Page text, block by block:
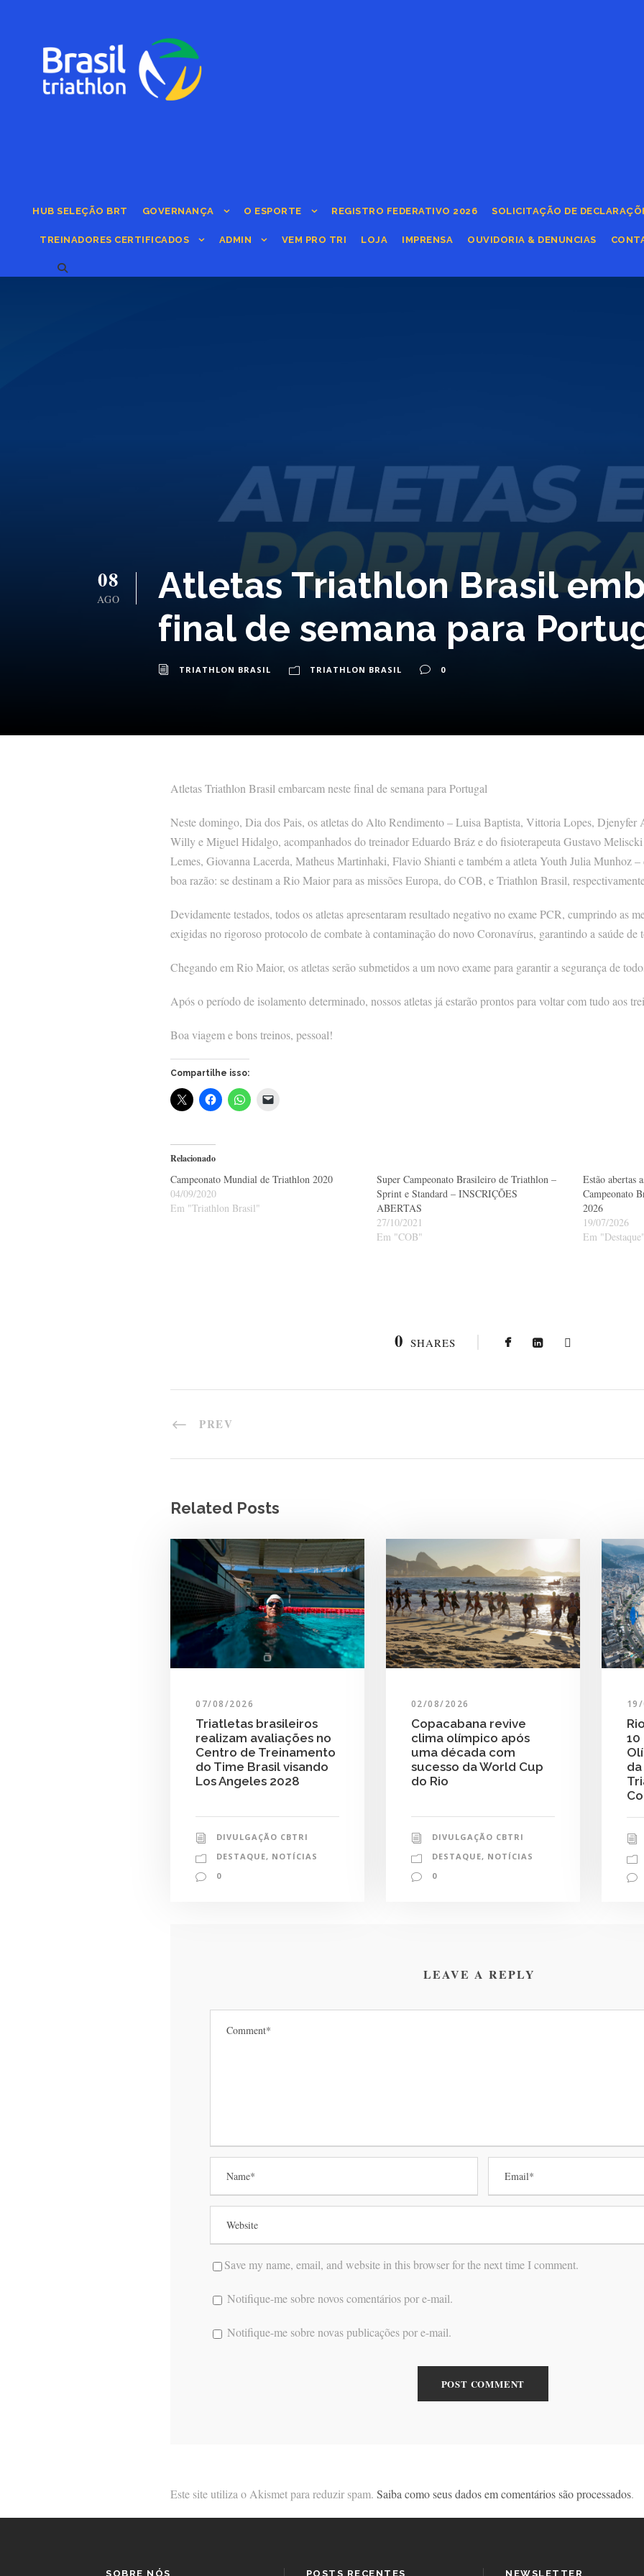
HUB SELEÇÃO BRT GOVERNANÇA O ESPORTE REGISTRO FEDERATIVO 2026 SOLICITAÇÃO DE
TREINADORES CERTIFICADOS ADMIN VEM PRO TRI LOJA IMPRENSA OUVIDORIA & DENUNCIAS
08
AGO
Atletas Triathlon Brasil
final de semana para
TRIATHLON BRASIL TRIATHLON BRASIL 0
Atletas Triathlon Brasil embarcam neste final de semana para Portugal
Neste domingo, Dia dos Pais, os atletas do Alto Rendimento – Luisa Baptista, Vittoria Lopes, Djenyfer
Willy e Miguel Hidalgo, acompanhados do treinador Eduardo Bráz e do fisioterapeuta Gustavo
Lemes, Giovanna Lacerda, Matheus Martinhaki, Flavio Shianti e também a atleta Youth Julia Munhoz
boa razão: se destinam a Rio Maior para as missões Europa, do COB, e Triathlon Brasil,
Devidamente testados, todos os atletas apresentaram resultado negativo no exame PCR, cumprindo as
exigidas no rigoroso protocolo de combate à contaminação do novo Coronavírus, garantindo a saúde de
Chegando em Rio Maior, os atletas serão submetidos a um novo exame para garantir a segurança de
Após o período de isolamento determinado, nossos atletas já estarão prontos para voltar com tudo aos
Boa viagem e bons treinos, pessoal!
Compartilhe isso:
Relacionado
Campeonato Mundial de Triathlon 2020
04/09/2020
Em "Triathlon Brasil"
Super Campeonato Brasileiro de Triathlon –
Sprint e Standard – INSCRIÇÕES
ABERTAS
27/10/2021
Em "COB"
Estão abertas
Campeonato
2026
19/07/2026
Em
0 SHARES
PREV
Related Posts
07/08/2026
Triatletas brasileiros
realizam avaliações no
Centro de Treinamento
do Time Brasil visando
Los Angeles 2028
DIVULGAÇÃO CBTRI
DESTAQUE, NOTÍCIAS
0
02/08/2026
Copacabana revive
clima olímpico após
uma década com
sucesso da World Cup
do Rio
DIVULGAÇÃO CBTRI
DESTAQUE, NOTÍCIAS
0
10
LEAVE A REPLY
Save my name, email, and website in this browser for the next time I comment.
Notifique-me sobre novos comentários por e-mail.
Notifique-me sobre novas publicações por e-mail.
Este site utiliza o Akismet para reduzir spam. Saiba como seus dados em comentários são processados.
SOBRE NÓS POSTS RECENTES NEWSLETTER